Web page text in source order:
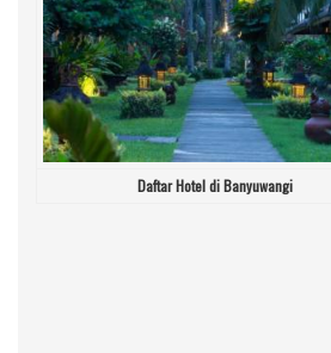
Daftar Hotel di Banyuwangi